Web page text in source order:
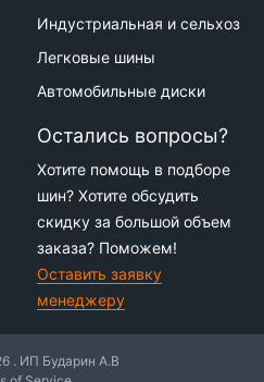
Индустриальная и сельхоз
Легковые шины
Автомобильные диски
Остались вопросы?
Хотите помощь в подборе
шин? Хотите обсудить
скидку за большой объем
заказа? Поможем!
Оставить заявку
менеджеру
. ИП Бударин А.В